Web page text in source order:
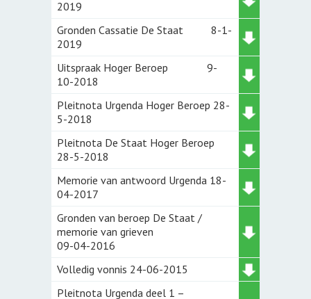
2019
Gronden Cassatie De Staat 8-1-
2019
Uitspraak Hoger Beroep 9-
10-2018
Pleitnota Urgenda Hoger Beroep 28-
5-2018
Pleitnota De Staat Hoger Beroep
28-5-2018
Memorie van antwoord Urgenda 18-
04-2017
Gronden van beroep De Staat /
memorie van grieven
09-04-2016
Volledig vonnis 24-06-2015
Pleitnota Urgenda deel 1 –